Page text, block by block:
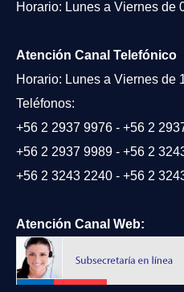
Horario: Lunes a Viernes de
Atención Canal Telefónico
Horario: Lunes a Viernes de
Teléfonos:
+56 2 2937 9976 - +56 2
+56 2 2937 9989 - +56 2
+56 2 3243 2240 - +56 2
Atención Canal Web: